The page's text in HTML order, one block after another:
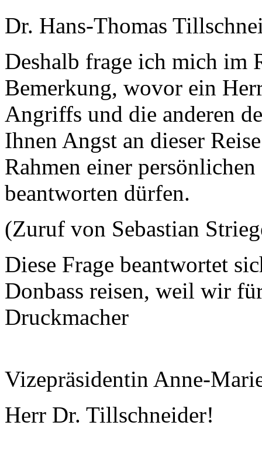
Dr. Hans-Thomas
Deshalb frage ich mich im
Bemerkung, wovor ein
Angriffs und die anderen
Ihnen Angst an dieser
Rahmen einer
beantworten dürfen.
(Zuruf von Sebastian
Diese Frage beantwortet
Donbass reisen, weil wir
Druckmacher
Vizepräsidentin Anne-
Herr Dr. Tillschneider!